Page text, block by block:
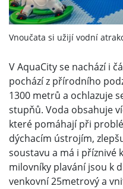
Vnoučata si užijí vodní
V AquaCity se nachází i
pochází z přírodního
1300 metrů a ochlazuje
stupňů. Voda obsahuje
které pomáhají při
dýchacím ústrojím,
soustavu a má i příznivé
milovníky plavání jsou k
venkovní 25metrový a